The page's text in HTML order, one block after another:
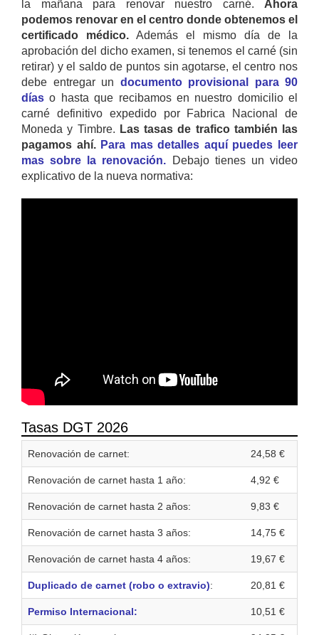
la mañana para renovar nuestro carné. Ahora
podemos renovar en el centro donde obtenemos el
certificado médico. Además el mismo día de la
aprobación del dicho examen, si tenemos el carné (sin
retirar) y el saldo de puntos sin agotarse, el centro nos
debe entregar un documento provisional para 90
días o hasta que recibamos en nuestro domicilio el
carné definitivo expedido por Fabrica Nacional de
Moneda y Timbre. Las tasas de trafico también las
pagamos ahí. Para mas detalles aquí puedes leer
mas sobre la renovación. Debajo tienes un video
explicativo de la nueva normativa:
Tasas DGT 2026
Renovación de carnet: 24,58 €
Renovación de carnet hasta 1 año: 4,92 €
Renovación de carnet hasta 2 años: 9,83 €
Renovación de carnet hasta 3 años: 14,75 €
Renovación de carnet hasta 4 años: 19,67 €
Duplicado de carnet (robo o extravio): 20,81 €
Permiso Internacional: 10,51 €